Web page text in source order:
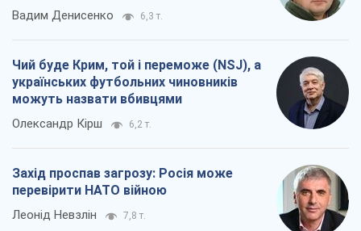
Вадим Денисенко 6,3 т.
Чий буде Крим, той і переможе (NSJ), а
українських футбольних чиновників
можуть назвати вбивцями
Олександр Кірш 6,2 т.
Захід проспав загрозу: Росія може
перевірити НАТО війною
Леонід Невзлін 7,8 т.